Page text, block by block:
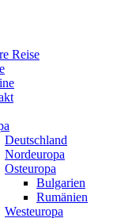
Reise
Deutschland
Nordeuropa
Osteuropa
Bulgarien
Rumänien
Westeuropa